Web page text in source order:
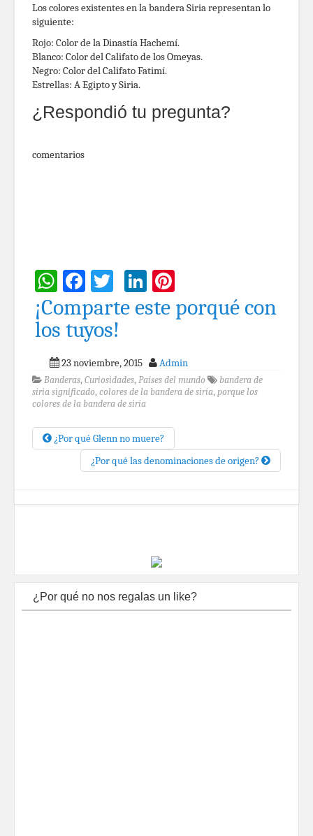
Los colores existentes en la bandera Siria representan lo
siguiente:
Rojo: Color de la Dinastía Hachemí.
Blanco: Color del Califato de los Omeyas.
Negro: Color del Califato Fatimí.
Estrellas: A Egipto y Siria.
¿Respondió tu pregunta?
comentarios
WhatsApp
Facebook
TwitterLinkedIn
¡Comparte este porqué con
los tuyos!
23 noviembre, 2015 Admin
Banderas, Curiosidades, Países del mundo
bandera de
siria significado, colores de la bandera de siria, porque los
colores de la bandera de siria
¿Por qué Glenn no muere?
¿Por qué las denominaciones de origen?
¿Por qué no nos regalas un like?